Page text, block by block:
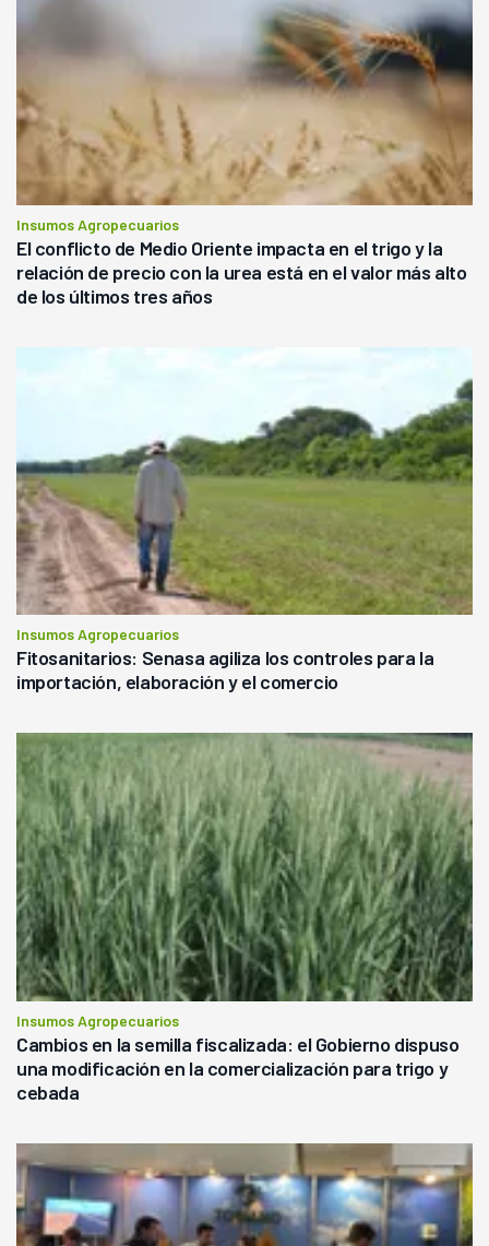
Insumos Agropecuarios
El conflicto de Medio Oriente impacta en el trigo y la
relación de precio con la urea está en el valor más alto
de los últimos tres años
Insumos Agropecuarios
Fitosanitarios: Senasa agiliza los controles para la
importación, elaboración y el comercio
Insumos Agropecuarios
Cambios en la semilla fiscalizada: el Gobierno dispuso
una modificación en la comercialización para trigo y
cebada